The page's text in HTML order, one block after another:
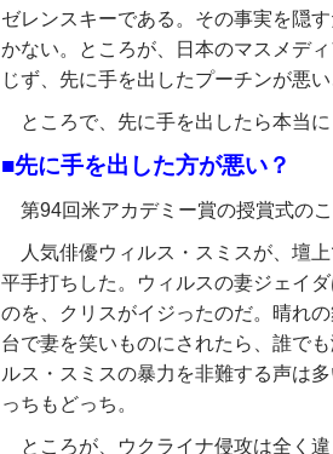
ゼレンスキーである。その事実を隠
かない。ところが、日本のマスメデ
じず、先に手を出したプーチンが悪い
ところで、先に手を出したら本当
■先に手を出した方が悪い？
第94回米アカデミー賞の授賞式のこ
人気俳優ウィルス・スミスが、壇
平手打ちした。ウィルスの妻ジェイ
のを、クリスがイジったのだ。晴れ
台で妻を笑いものにされたら、誰で
ルス・スミスの暴力を非難する声は
っちもどっち。
ところが、ウクライナ侵攻は全く